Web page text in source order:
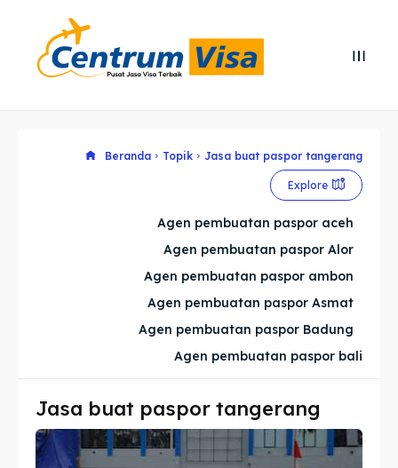
Explore our destinations
Imta
Legalisir
Explore our destinations
Imta
Legalisir
Beranda Topik Jasa buat paspor tangerang
Explore
Agen pembuatan paspor aceh
Agen pembuatan paspor Alor
Agen pembuatan paspor ambon
Agen pembuatan paspor Asmat
Agen pembuatan paspor Badung
Agen pembuatan paspor bali
Jasa buat paspor tangerang